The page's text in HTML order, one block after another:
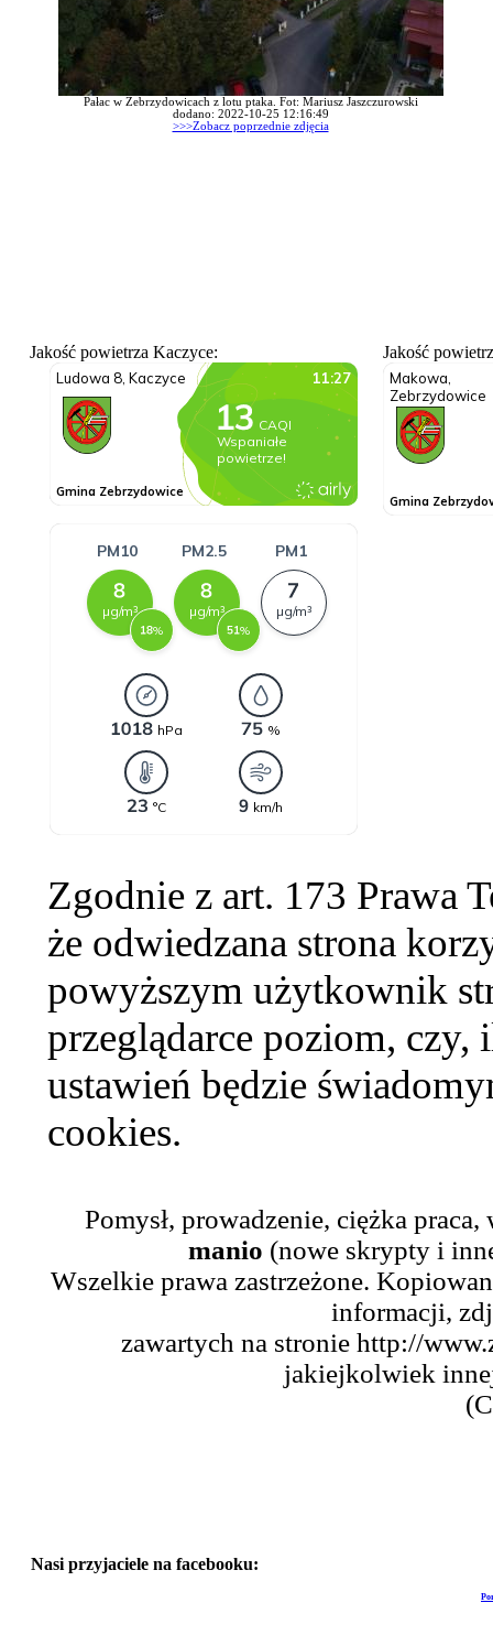
Pałac w Zebrzydowicach z lotu ptaka. Fot: Mariusz Jaszczurowski
dodano: 2022-10-25 12:16:49
>>>Zobacz poprzednie zdjęcia
Jakość powietrza Kaczyce: Jakość
Zgodnie z art. 173 Prawa
że odwiedzana strona
powyższym użytkownik
przeglądarce poziom,
ustawień będzie
cookies.
Pomysł, prowadzenie, ciężka
manio (nowe skrypty i
Wszelkie prawa zastrzeżone.
informacji,
zawartych na stronie http://
jakiejkolwiek
Nasi przyjaciele na facebooku: